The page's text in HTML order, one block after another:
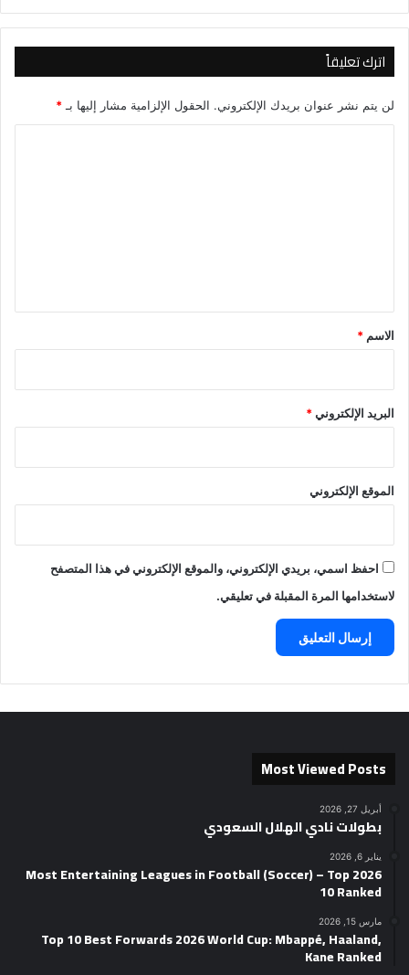
اترك تعليقاً
لن يتم نشر عنوان بريدك الإلكتروني. الحقول الإلزامية مشار إليها بـ *
*
الاسم *
البريد الإلكتروني*
الموقع الإلكتروني
احفظ اسمي، بريدي الإلكتروني، والموقع الإلكتروني في هذا المتصفح
لاستخدامها المرة المقبلة في تعليقي.
Most Viewed Posts
أبريل 27, 2026
بطولات نادي الهلال السعودي
يناير 6, 2026
2026 Most Entertaining Leagues in Football (Soccer) – Top
10 Ranked
مارس 15, 2026
Top 10 Best Forwards 2026 World Cup: Mbappé, Haaland,
Kane Ranked